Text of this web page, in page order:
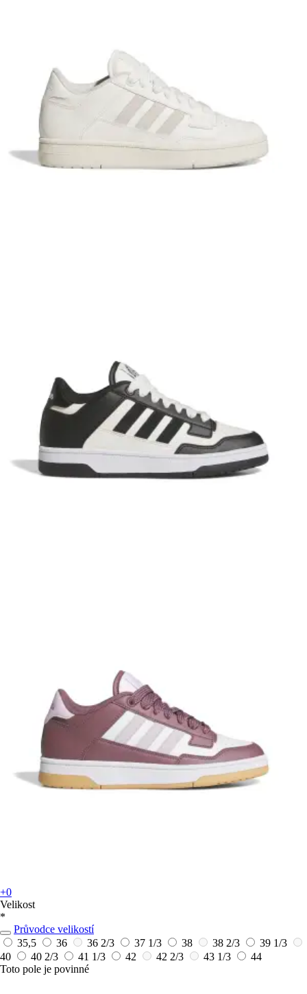
+0
Velikost
*
Průvodce velikostí
35,5
36 36 2/3 37 1/3 38 38 2/3
39 1/3
40
40 2/3 41 1/3 42 42 2/3 43 1/3
44
Toto pole je povinné